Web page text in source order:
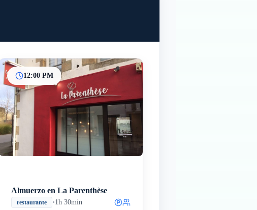
12:00 PM
Almuerzo en La Parenthèse
restaurante •1h 30min